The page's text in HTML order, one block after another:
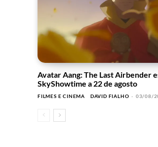
Avatar Aang: The Last Airbender
SkyShowtime a 22 de agosto
FILMES E CINEMA DAVID FIALHO - 03/08/